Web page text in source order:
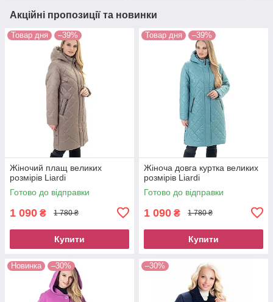
Акційні пропозиції та новинки
Товар дня –39%
Жіночий плащ великих
розмірів Liardi
Готово до відправки
1 090 ₴ 1 780 ₴
Купити
Товар дня –39%
Жіноча довга куртка великих
розмірів Liardi
Готово до відправки
1 090 ₴ 1 780 ₴
Купити
Новинка –30% –30%